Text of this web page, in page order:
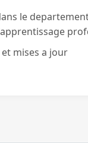
le
mises a jour